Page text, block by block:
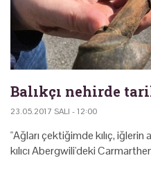
Balıkçı nehirde
23.05.2017 SALI - 12:00
"Ağları çektiğimde kılıç, iğlerin
kılıcı Abergwili'deki